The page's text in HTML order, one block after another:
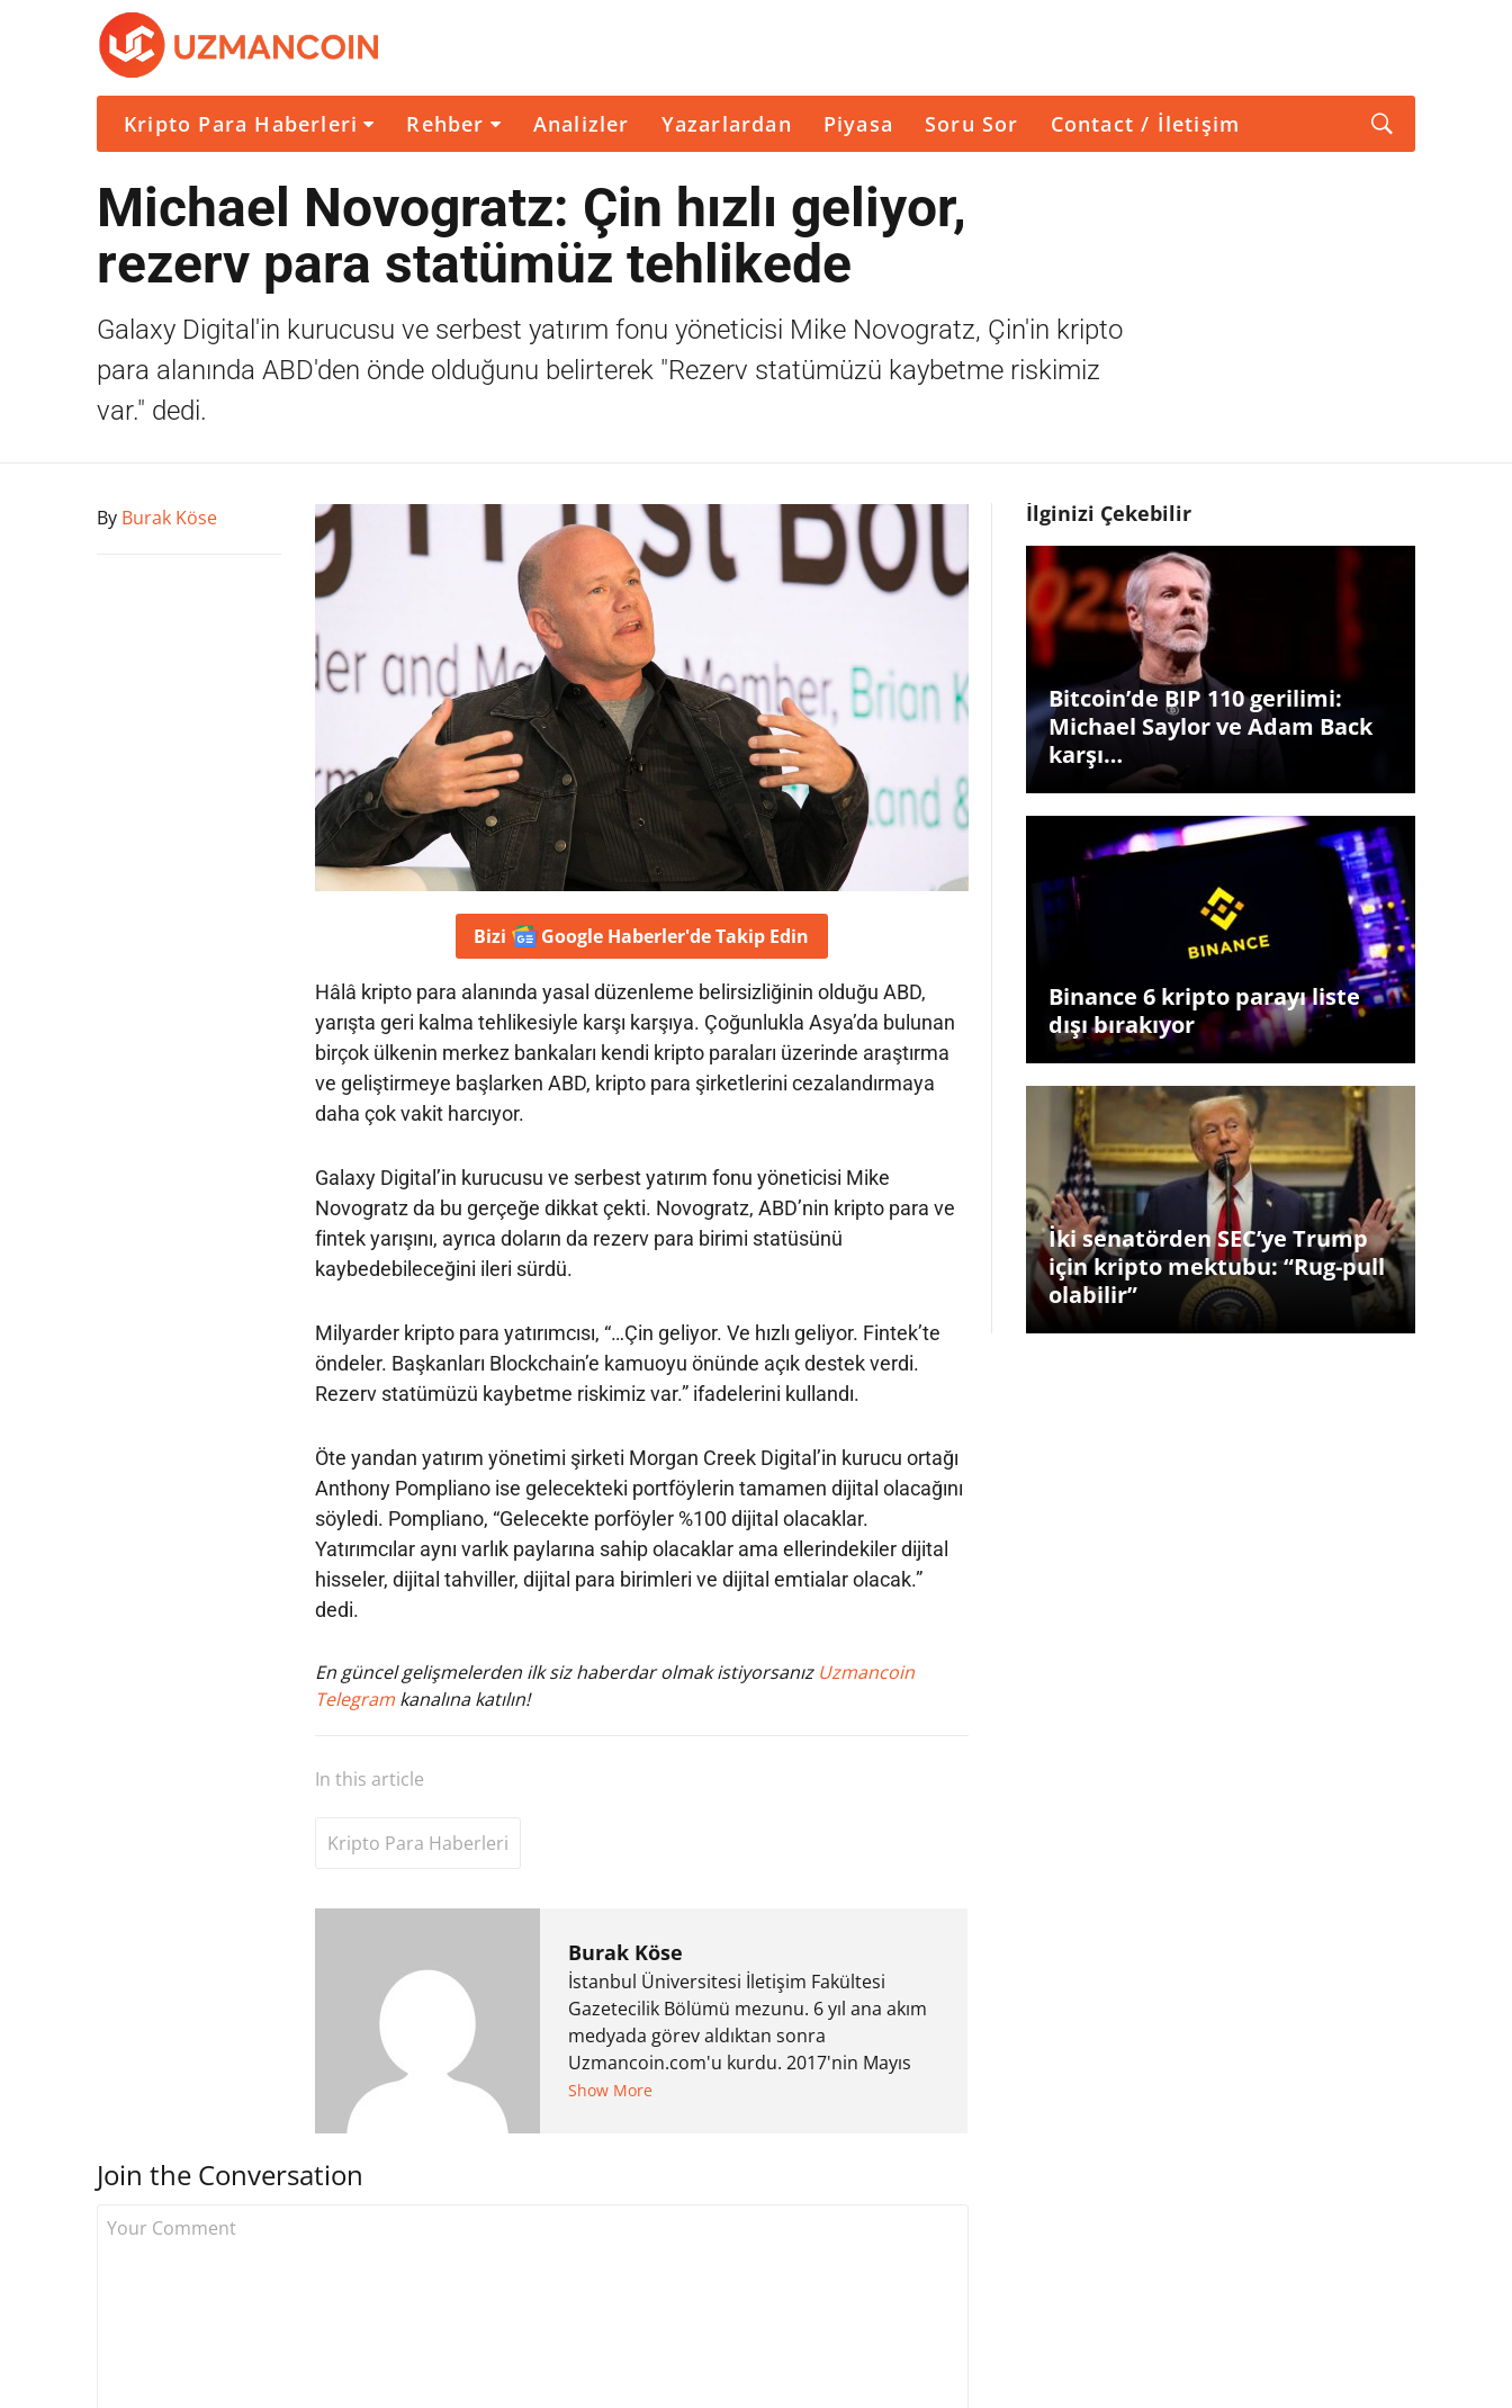
Kripto Para Haberleri Rehber Analizler Yazarlardan Piyasa Soru Sor Contact / İletişim
Michael Novogratz: Çin hızlı geliyor,
rezerv para statümüz tehlikede
Galaxy Digital'in kurucusu ve serbest yatırım fonu yöneticisi Mike Novogratz, Çin'in kripto
para alanında ABD'den önde olduğunu belirterek "Rezerv statümüzü kaybetme riskimiz
var." dedi.
By Burak Köse
Bizi Google Haberler'deTakip Edin
Hâlâ kripto para alanında yasal düzenleme belirsizliğinin olduğu ABD,
yarışta geri kalma tehlikesiyle karşı karşıya. Çoğunlukla Asya’da bulunan
birçok ülkenin merkez bankaları kendi kripto paraları üzerinde araştırma
ve geliştirmeye başlarken ABD, kripto para şirketlerini cezalandırmaya
daha çok vakit harcıyor.
Galaxy Digital’in kurucusu ve serbest yatırım fonu yöneticisi Mike
Novogratz da bu gerçeğe dikkat çekti. Novogratz, ABD’nin kripto para ve
fintek yarışını, ayrıca doların da rezerv para birimi statüsünü
kaybedebileceğini ileri sürdü.
Milyarder kripto para yatırımcısı, “…Çin geliyor. Ve hızlı geliyor. Fintek’te
öndeler. Başkanları Blockchain’e kamuoyu önünde açık destek verdi.
Rezerv statümüzü kaybetme riskimiz var.” ifadelerini kullandı.
Öte yandan yatırım yönetimi şirketi Morgan Creek Digital’in kurucu ortağı
Anthony Pompliano ise gelecekteki portföylerin tamamen dijital olacağını
söyledi. Pompliano, “Gelecekte porföyler %100 dijital olacaklar.
Yatırımcılar aynı varlık paylarına sahip olacaklar ama ellerindekiler dijital
hisseler, dijital tahviller, dijital para birimleri ve dijital emtialar olacak.”
dedi.
En güncel gelişmelerden ilk siz haberdar olmak istiyorsanız Uzmancoin
Telegram kanalına katılın!
In this article
Kripto Para Haberleri
Burak Köse
İstanbul Üniversitesi İletişim Fakültesi
Gazetecilik Bölümü mezunu. 6 yıl ana akım
medyada görev aldıktan sonra
Uzmancoin.com'u kurdu. 2017'nin Mayıs
ayından bu yana bilfiil kripto para
Show More
Join the Conversation
İlginizi Çekebilir
Bitcoin’de BIP 110 gerilimi:
Michael Saylor ve Adam Back
karşı…
Binance 6 kripto parayı liste
dışı bırakıyor
İki senatörden SEC’ye Trump
için kripto mektubu: “Rug-pull
olabilir”